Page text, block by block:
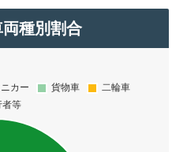
種別割合